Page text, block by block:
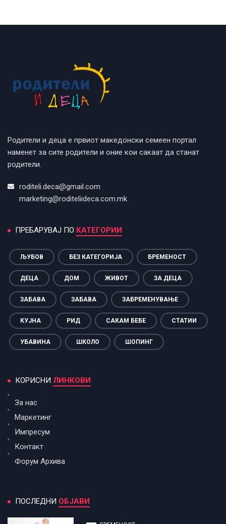
Родители и деца е првиот македонски семеен портал
наменет за сите родители и оние кои сакаат да станат
родители.
roditeli.deca@gmail.com
marketing@roditeliideca.com.mk
ПРЕБАРУВАЈ ПО КАТЕГОРИИ
ЉУБОВ БЕЗ КАТЕГОРИЈА БРЕМЕНОСТ
ДЕЦА ДОМ ЖИВОТ ЗА ДЕЦА
ЗАБАВА ЗАБАВА ЗАБРЕМЕНУВАЊЕ
КУЈНА РИД САКАМ БЕБЕ СТАТИИ
УБАВИНА ШКОЛО ШОПИНГ
КОРИСНИ ЛИНКОВИ
За нас
Маркетинг
Импресум
Контакт
Форум Архива
ПОСЛЕДНИ ОБЈАВИ